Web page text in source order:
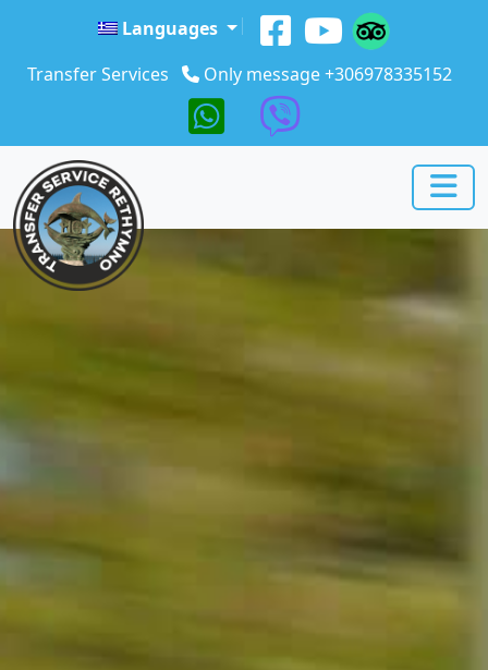
Transfer Services Only message +306978335152
Languages